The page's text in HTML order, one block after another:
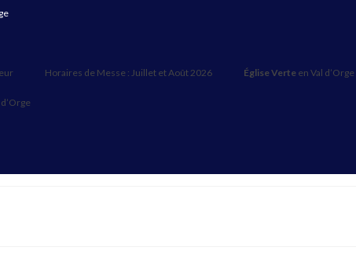
Horaires de Messe : Juillet et Août 2026 Église Verteen Val d’Orge